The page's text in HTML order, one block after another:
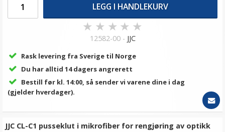
LEGG I HANDLEKURV
★ ★ ★ ★ ★
12582-00 - JJC
Rask levering fra Sverige til Norge
Du har alltid 14 dagers angrerett
Bestill før kl. 14:00, så sender vi varene dine i dag
(gjelder hverdager).
JJC CL-C1 pusseklut i mikrofiber for rengjøring av optikk